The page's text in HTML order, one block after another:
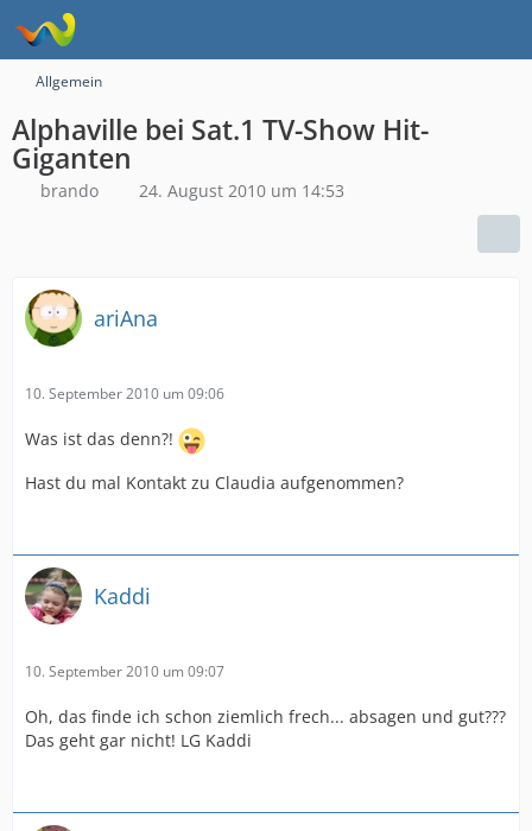
Allgemein
Alphaville bei Sat.1 TV-Show Hit-
Giganten
brando 24. August 2010 um 14:53
ariAna
10. September 2010 um 09:06
Was ist das denn?!
Hast du mal Kontakt zu Claudia aufgenommen?
Kaddi
10. September 2010 um 09:07
Oh, das finde ich schon ziemlich frech... absagen und gut???
Das geht gar nicht! LG Kaddi